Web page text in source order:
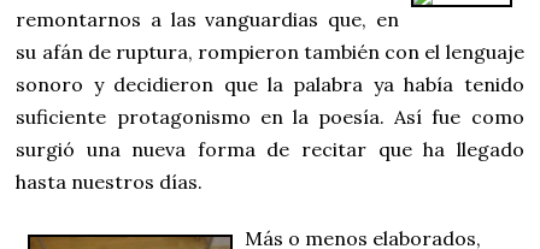
remontarnos a las vanguardias que, en
su afán de ruptura, rompieron también con el lenguaje
sonoro y decidieron que la palabra ya había tenido
suficiente protagonismo en la poesía. Así fue como
surgió una nueva forma de recitar que ha llegado
hasta nuestros días.
Más o menos elaborados,